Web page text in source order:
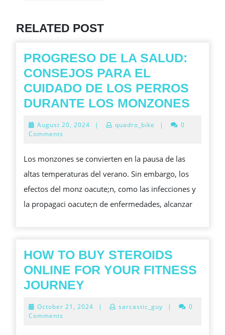
RELATED POST
PROGRESO DE LA SALUD:
CONSEJOS PARA EL
CUIDADO DE LOS PERROS
DURANTE LOS MONZONES
EL
August 20, 2024 August
| quadro_bike |
0
Comments
Los monzones se convierten en la pausa de las
altas temperaturas del verano. Sin embargo, los
efectos del monz oacute;n, como las infecciones y
la propagaci oacute;n de enfermedades, alcanzar
HOW TO BUY STEROIDS
ONLINE FOR YOUR FITNESS
JOURNEY
BUY
October 21, 2024 October
| sarcastic_guy |
0
Comments